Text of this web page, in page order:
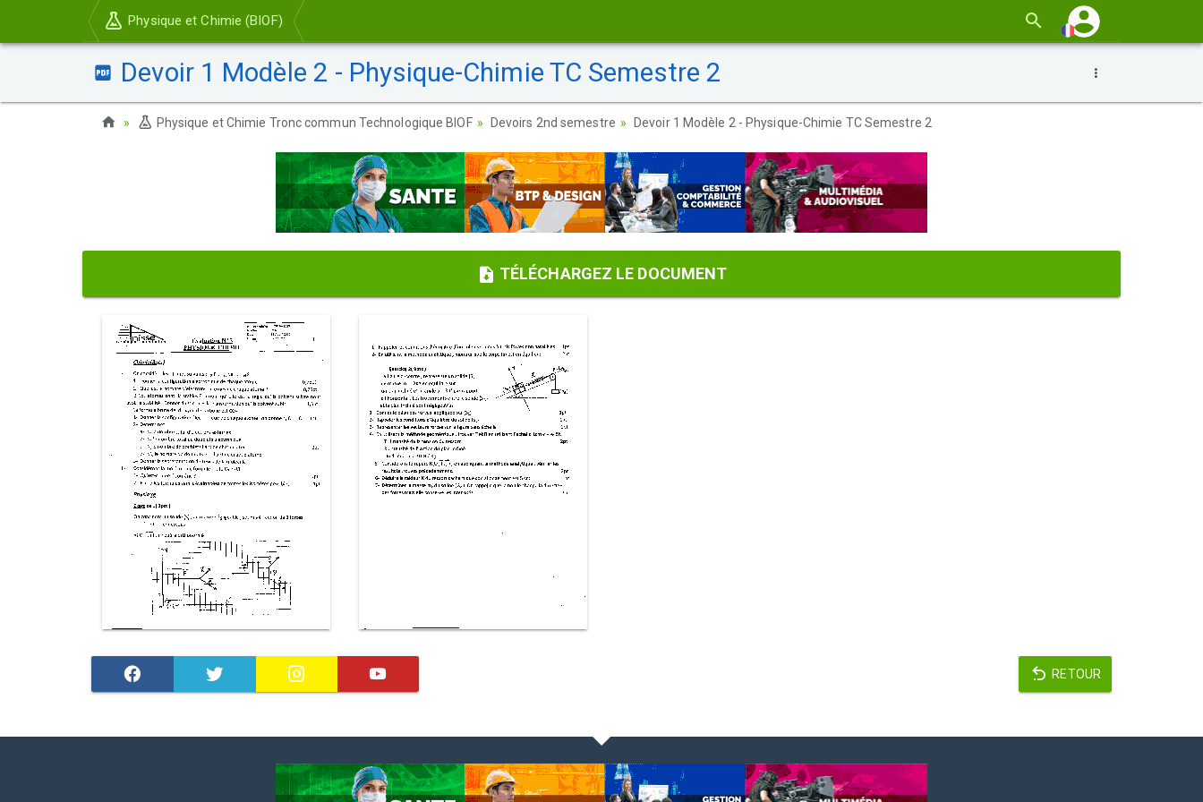
Physique et Chimie (BIOF)
Devoir 1 Modèle 2 - Physique-Chimie TC Semestre 2
Physique et Chimie Tronc commun Technologique BIOF Devoirs 2nd semestre Devoir 1 Modèle 2 - Physique-Chimie TC Semestre 2
TÉLÉCHARGEZ LE DOCUMENT
RETOUR